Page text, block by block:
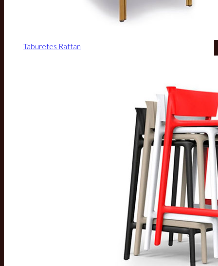
Taburetes Rattan